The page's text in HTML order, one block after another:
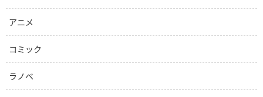
アニメ
コミック
ラノベ